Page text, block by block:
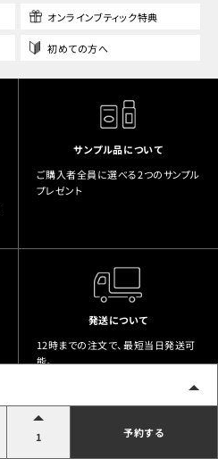
1 予約する
オンラインブティック特典
初めての方へ
サンプル品について
ご購入者全員に選べる2つのサンプル
プレゼント
発送について
12時までの注文で、最短当日発送可
能。
土日は発送をしておりません。